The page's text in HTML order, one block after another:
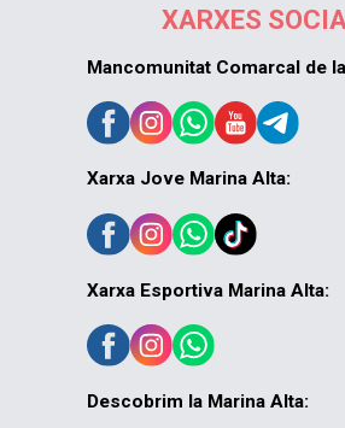
XARXES
Mancomunitat Comarcal de
Xarxa Jove Marina Alta:
Xarxa Esportiva Marina Alta:
Descobrim la Marina Alta: